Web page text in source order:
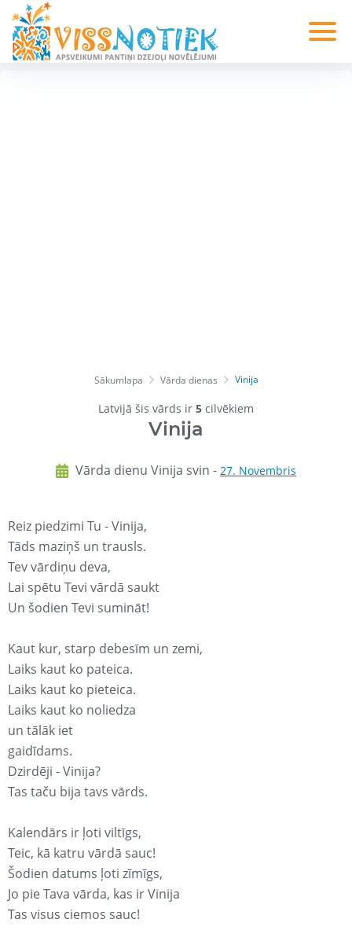
Sākumlapa Vārda dienas Vinija
Latvijā šis vārds ir 5 cilvēkiem
Vinija
Vārda dienu Vinija svin - 27. Novembris
Reiz piedzimi Tu - Vinija,
Tāds maziņš un trausls.
Tev vārdiņu deva,
Lai spētu Tevi vārdā saukt
Un šodien Tevi sumināt!
Kaut kur, starp debesīm un zemi,
Laiks kaut ko pateica.
Laiks kaut ko pieteica.
Laiks kaut ko noliedza
un tālāk iet
gaidīdams.
Dzirdēji - Vinija?
Tas taču bija tavs vārds.
Kalendārs ir ļoti viltīgs,
Teic, kā katru vārdā sauc!
Šodien datums ļoti zīmīgs,
Jo pie Tava vārda, kas ir Vinija
Tas visus ciemos sauc!